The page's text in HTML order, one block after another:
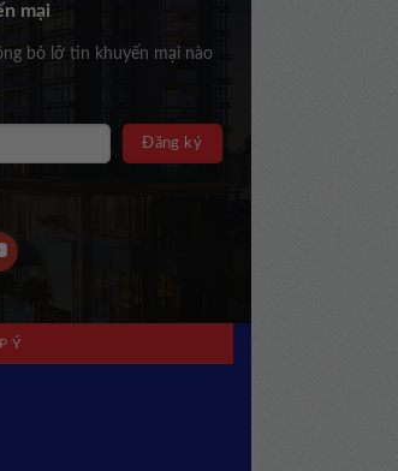
mại
bỏ lỡ tin khuyến mại nào
Ý